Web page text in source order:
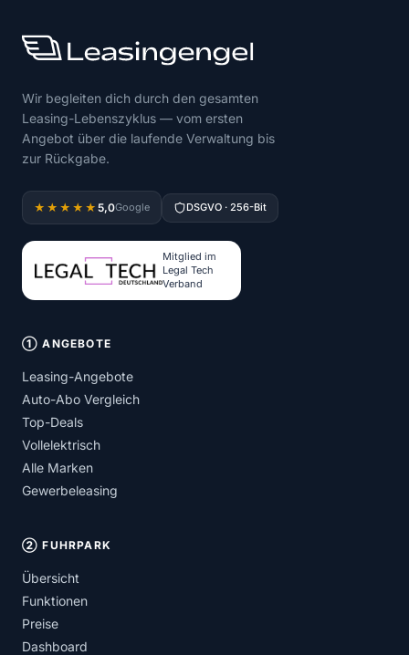
Wir begleiten dich durch den gesamten
Leasing-Lebenszyklus — vom ersten
Angebot über die laufende Verwaltung bis
zur Rückgabe.
★★★★★ 5,0Google DSGVO · 256-Bit
Mitglied im
Legal Tech
Verband
① ANGEBOTE
Leasing-Angebote
Auto-Abo Vergleich
Top-Deals
Vollelektrisch
Alle Marken
Gewerbeleasing
② FUHRPARK
Übersicht
Funktionen
Preise
Dashboard